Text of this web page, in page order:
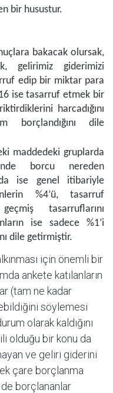
bir husustur.
bakacak olursak,
gelirimiz giderimizi
edip bir miktar para
ise tasarruf etmek bir
harcadığını
borçlandığını dile
maddedeki gruplarda
borcu nereden
ise genel itibariyle
%4’ü, tasarruf
tasarruflarını
ise sadece %1’i
dile getirmiştir.
için önemli bir
ankete katılanların
(tam ne kadar
söylemesi
olarak kaldığını
olduğu bir konu da
ve geliri giderini
çare borçlanma
borçlananlar